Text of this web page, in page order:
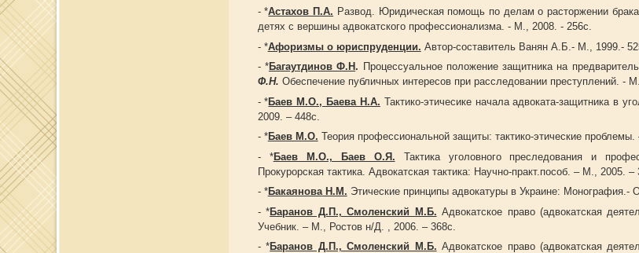
- *Астахов П.А. Развод. Юридическая помощь по делам о расторжении
детях с вершины адвокатского профессионализма. - М., 2008. - 256с.
- *Афоризмы о юриспруденции. Автор-составитель Ванян А.Б.- М., 1999.-
- *Багаутдинов Ф.Н. Процессуальное положение защитника на
Ф.Н. Обеспечение публичных интересов при расследовании преступлений. -
- *Баев М.О., Баева Н.А. Тактико-этичесике начала адвоката-защитника в
2009. – 448с.
- *Баев М.О. Теория профессиональной защиты: тактико-этические
- *Баев М.О., Баев О.Я. Тактика уголовного преследования и
Прокурорская тактика. Адвокатская тактика: Научно-практ.пособ. – М., 2005. –
- *БакаяноваН.М. Этические принципы адвокатуры в Украине: Монография.-
- *Баранов Д.П., Смоленский М.Б. Адвокатское право (адвокатская
Учебник. – М., Ростов н/Д. , 2006. – 368с.
- *Баранов Д.П., Смоленский М.Б. Адвокатское право (адвокатская